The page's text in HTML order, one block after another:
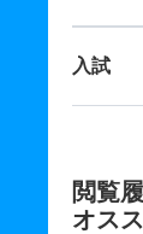
入試
閲覧
オス